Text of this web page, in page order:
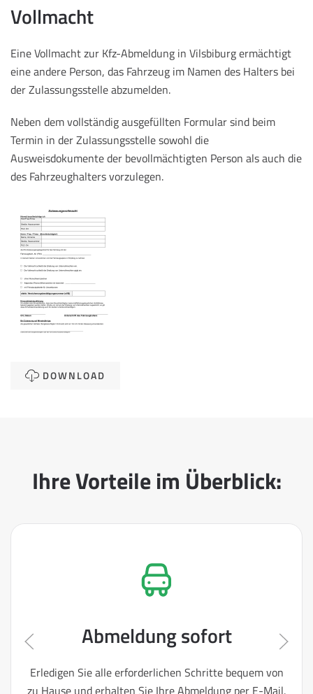
Vollmacht
Eine Vollmacht zur Kfz-Abmeldung in Vilsbiburg ermächtigt
eine andere Person, das Fahrzeug im Namen des Halters bei
der Zulassungsstelle abzumelden.
Neben dem vollständig ausgefüllten Formular sind beim
Termin in der Zulassungsstelle sowohl die
Ausweisdokumente der bevollmächtigten Person als auch die
des Fahrzeughalters vorzulegen.
DOWNLOAD
Ihre Vorteile im Überblick:
Abmeldung sofort
Erledigen Sie alle erforderlichen Schritte bequem von
zu Hause und erhalten Sie Ihre Abmeldung per E-Mail.